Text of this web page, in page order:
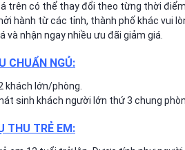
trên có thể thay đổi theo từng thời
hành từ các tỉnh, thành phố khác vui
và nhận ngay nhiều ưu đãi giảm giá.
CHUẨN NGỦ:
khách lớn/phòng.
sinh khách người lớn thứ 3 chung
THU TRẺ EM: